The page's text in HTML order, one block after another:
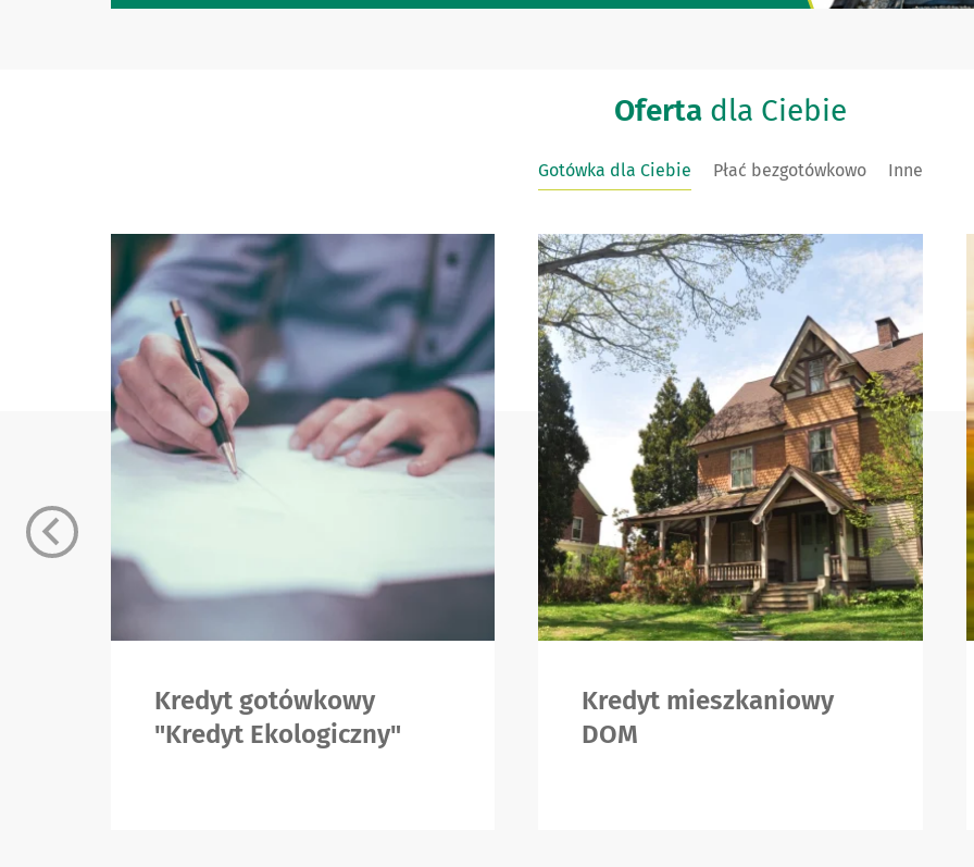
Oferta dla Ciebie
Gotówka dla Ciebie Płać bezgotówkowo Inne
Kredyt gotówkowy
"Kredyt Ekologiczny"
Kredyt mieszkaniowy
DOM